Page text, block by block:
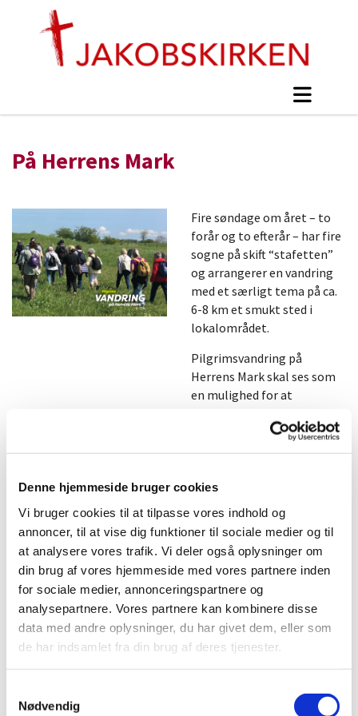
Denne hjemmeside bruger cookies
Vi bruger cookies til at tilpasse vores indhold og
annoncer, til at vise dig funktioner til sociale medier og til
at analysere vores trafik. Vi deler også oplysninger om
din brug af vores hjemmeside med vores partnere inden
for sociale medier, annonceringspartnere og
analysepartnere. Vores partnere kan kombinere disse
data med andre oplysninger, du har givet dem, eller som
de har indsamlet fra din brug af deres tjenester.
Nødvendig
På Herrens Mark
Fire søndage om året – to
forår og to efterår – har fire
sogne på skift “stafetten”
og arrangerer en vandring
med et særligt tema på ca.
6-8 km et smukt sted i
lokalområdet.
Pilgrimsvandring på
Herrens Mark skal ses som
en mulighed for at
med en eftertænksom
vandring over et angivet
almindelig spadseretur,
men en vandring med et
kirkeligt og åndeligt fokus
under Guds åbne himmel.
Ved vandringen vil der være
en særlig opmærksomhed
på skaberværket som en
kilde til forundring, glæde
og taknemmelighed. Det
kondition, der i roligt